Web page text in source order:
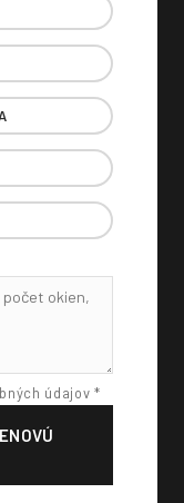
údajov *